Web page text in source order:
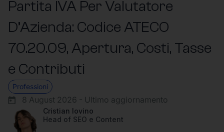
Partita IVA Per Valutatore
D’Azienda: Codice ATECO
70.20.09, Apertura, Costi, Tasse
e Contributi
Professioni
8 August 2026 - Ultimo aggiornamento
Cristian Iovino
Head of SEO e Content